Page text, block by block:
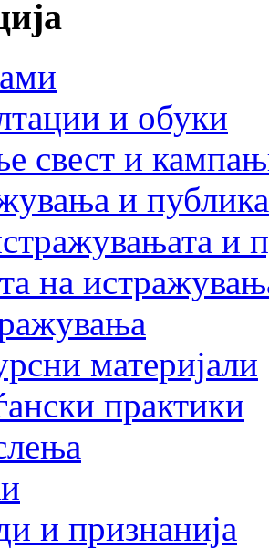
и обуки
свест и
и
и
на
материјали
практики
и признанија